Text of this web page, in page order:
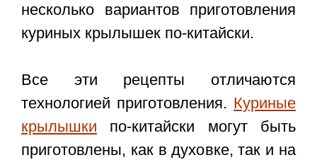
несколько вариантов приготовления
куриных крылышек по-китайски.
Все эти рецепты отличаются
технологией приготовления. Куриные
крылышки по-китайски могут быть
приготовлены, как в духовке, так и на